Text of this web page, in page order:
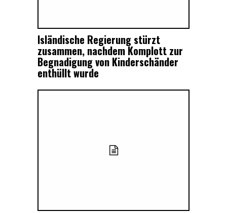
Isländische Regierung stürzt
zusammen, nachdem Komplott zur
Begnadigung von Kinderschänder
enthüllt wurde